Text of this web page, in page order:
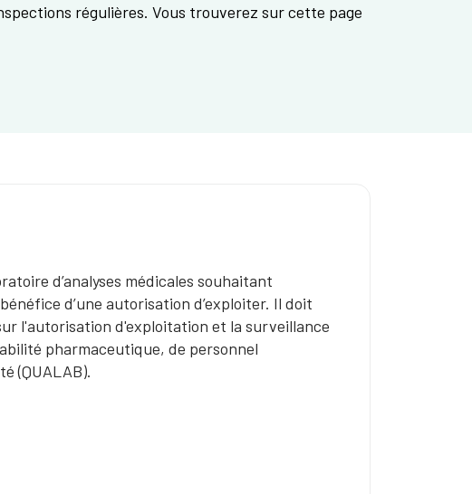
régulières. Vous trouverez sur cette page
d’analyses médicales souhaitant
d’une autorisation d’exploiter. Il doit
l'autorisation d'exploitation et la surveillance
pharmaceutique, de personnel
(QUALAB).